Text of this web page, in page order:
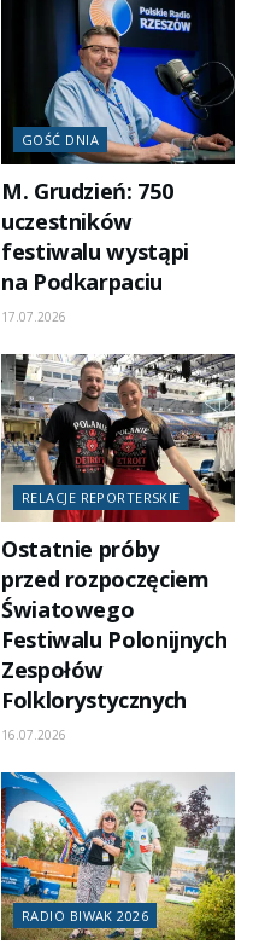
GOŚĆ DNIA
M. Grudzień: 750
uczestników
festiwalu wystąpi
na Podkarpaciu
17.07.2026
RELACJE REPORTERSKIE
Ostatnie próby
przed rozpoczęciem
Światowego
Festiwalu Polonijnych
Zespołów
Folklorystycznych
16.07.2026
RADIO BIWAK 2026